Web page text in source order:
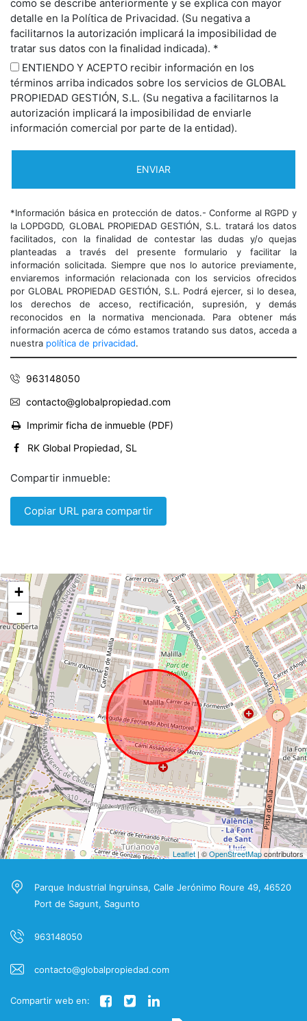
como se describe anteriormente y se explica con mayor
detalle en la Política de Privacidad. (Su negativa a
facilitarnos la autorización implicará la imposibilidad de
tratar sus datos con la finalidad indicada). *
ENTIENDO Y ACEPTO recibir información en los
términos arriba indicados sobre los servicios de GLOBAL
PROPIEDAD GESTIÓN, S.L. (Su negativa a facilitarnos la
autorización implicará la imposibilidad de enviarle
información comercial por parte de la entidad).
*Información básica en protección de datos.- Conforme al RGPD y
la LOPDGDD, GLOBAL PROPIEDAD GESTIÓN, S.L. tratará los datos
facilitados, con la finalidad de contestar las dudas y/o quejas
planteadas a través del presente formulario y facilitar la
información solicitada. Siempre que nos lo autorice previamente,
enviaremos información relacionada con los servicios ofrecidos
por GLOBAL PROPIEDAD GESTIÓN, S.L. Podrá ejercer, si lo desea,
los derechos de acceso, rectificación, supresión, y demás
reconocidos en la normativa mencionada. Para obtener más
información acerca de cómo estamos tratando sus datos, acceda a
nuestra política de privacidad.
963148050
contacto@globalpropiedad.com
Imprimir ficha de inmueble (PDF)
RK Global Propiedad, SL
Compartir inmueble:
Copiar URL para compartir
+
-
Leaflet | ©OpenStreetMapcontributors
Parque Industrial Ingruinsa, Calle Jerónimo Roure 49, 46520
Port de Sagunt, Sagunto
963148050
contacto@globalpropiedad.com
Compartir web en: